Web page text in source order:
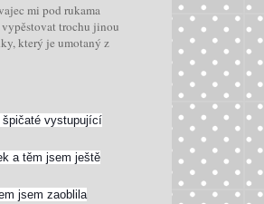
mi pod rukama
trochu jinou
který je umotaný z
špičaté vystupující
a těm jsem ještě
jsem zaoblila